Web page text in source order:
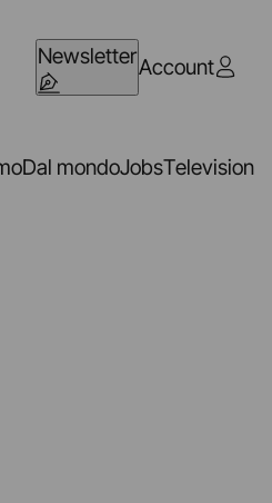
NewsletterAccount
Dal mondoJobsTelevision